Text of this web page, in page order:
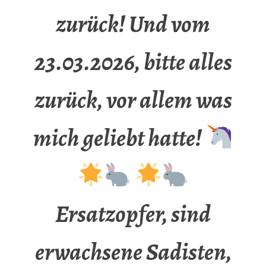
zurück! Und vom
23.03.2026, bitte alles
zurück, vor allem was
mich geliebt hatte!
Ersatzopfer, sind
erwachsene Sadisten,